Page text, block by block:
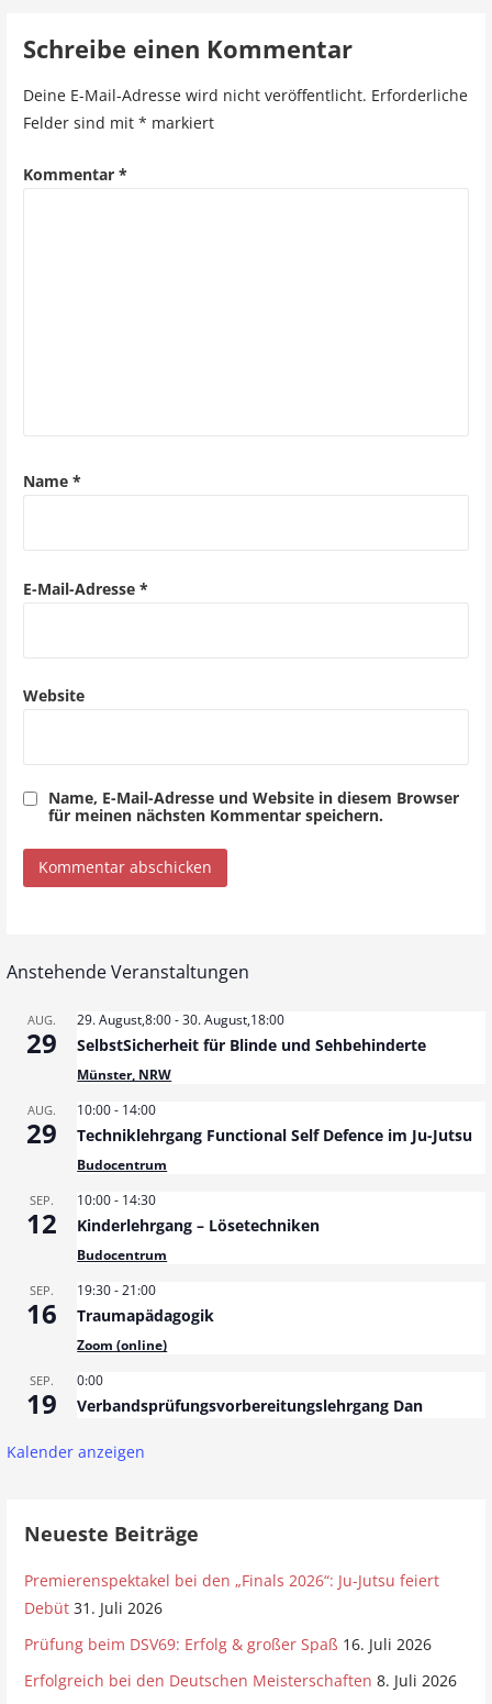
a
Schreibe einen Kommentar
Deine E-Mail-Adresse wird nicht veröffentlicht. Erforderliche
Felder sind mit * markiert
Kommentar *
Name *
E-Mail-Adresse *
Website
Name, E-Mail-Adresse und Website in diesem Browser
für meinen nächsten Kommentar speichern.
Anstehende Veranstaltungen
AUG.
29
29. August,8:00-30. August,18:00
SelbstSicherheit für Blinde und Sehbehinderte
Münster, NRW
AUG.
29
10:00- 14:00
Techniklehrgang Functional Self Defence im Ju-Jutsu
Budocentrum
SEP.
12
10:00- 14:30
Kinderlehrgang – Lösetechniken
Budocentrum
SEP.
16
19:30-21:00
Traumapädagogik
Zoom (online)
SEP.
19
0:00
Verbandsprüfungsvorbereitungslehrgang Dan
Kalender anzeigen
Neueste Beiträge
Premierenspektakel bei den „Finals 2026“: Ju-Jutsu feiert
Debüt 31. Juli 2026
Prüfung beim DSV69: Erfolg & großer Spaß 16. Juli 2026
Erfolgreich bei den Deutschen Meisterschaften 8. Juli 2026